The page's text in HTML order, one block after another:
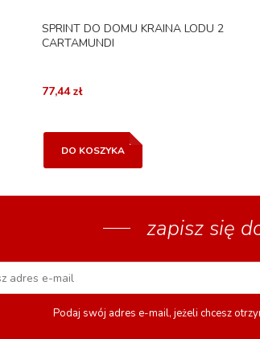
SPRINT DO DOMU KRAINA LODU 2
CARTAMUNDI
77,44 zł
DO KOSZYKA
zapisz się
Podaj swój adres e-mail, jeżeli chcesz